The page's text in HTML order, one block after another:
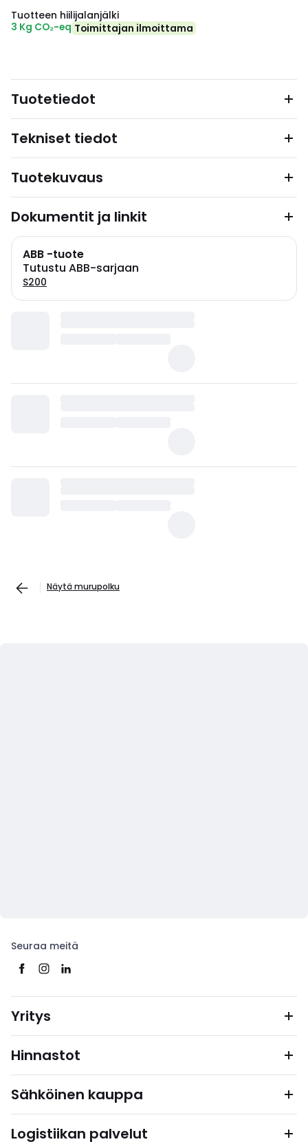
Tuotteen hiilijalanjälki
3 Kg CO₂-eq Toimittajan ilmoittama
Tuotetiedot
Tekniset tiedot
Tuotekuvaus
Dokumentit ja linkit
ABB -tuote
Tutustu ABB-sarjaan
S200
Näytä murupolku
Seuraa meitä
Yritys
Hinnastot
Sähköinen kauppa
Logistiikan palvelut